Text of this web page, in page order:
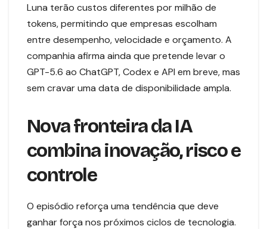
Luna terão custos diferentes por milhão de
tokens, permitindo que empresas escolham
entre desempenho, velocidade e orçamento. A
companhia afirma ainda que pretende levar o
GPT-5.6 ao ChatGPT, Codex e API em breve, mas
sem cravar uma data de disponibilidade ampla.
Nova fronteira da IA
combina inovação, risco e
controle
O episódio reforça uma tendência que deve
ganhar força nos próximos ciclos de tecnologia.